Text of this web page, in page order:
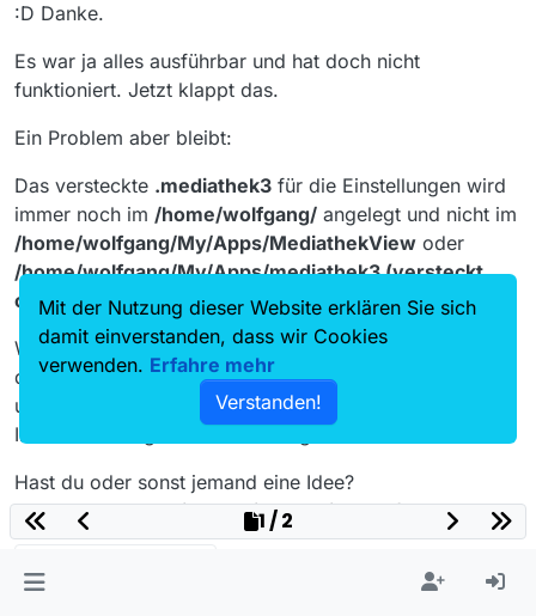
:D Danke.
Es war ja alles ausführbar und hat doch nicht
funktioniert. Jetzt klappt das.
Ein Problem aber bleibt:
Das versteckte .mediathek3 für die Einstellungen wird
immer noch im /home/wolfgang/ angelegt und nicht im
/home/wolfgang/My/Apps/MediathekView oder
/home/wolfgang/My/Apps/mediathek3 (versteckt
oder nicht versteckt.
Was kann ich dem StarterMediathekView
damit er denOrdner mit den Einstellungen
und dann auch sucht,
wo ich es gerne hätte
In der Anleitung finde ich dafür gerade nix.
Hast du oder sonst jemand eine Idee?
So in der Art:MediathekView settings=Pfad
1 / 2
Mit der Nutzung dieser Website erklären Sie sich
damit einverstanden, dass wir Cookies
verwenden. Erfahre mehr
Verstanden!